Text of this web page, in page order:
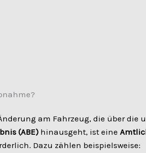
am Fahrzeug, die über die
(ABE) hinausgeht, ist eine
Dazu zählen beispielsweise: